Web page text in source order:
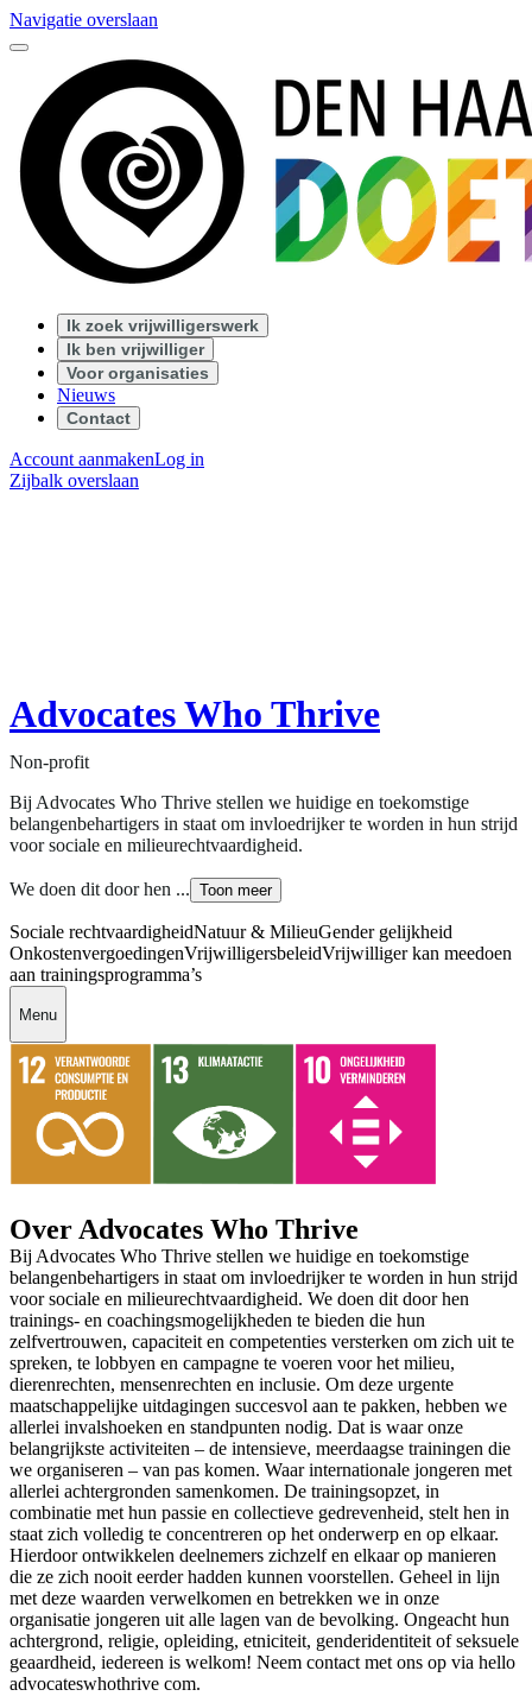
Navigatie overslaan
Ik zoek vrijwilligerswerk
Ik ben vrijwilliger
Voor organisaties
Nieuws
Contact
Account aanmakenLog in
Zijbalk overslaan
Advocates Who Thrive
Non-profit
Bij Advocates Who Thrive stellen we huidige en toekomstige
belangenbehartigers in staat om invloedrijker te worden in hun strijd
voor sociale en milieurechtvaardigheid.
We doen dit door hen ... Toon meer
Sociale rechtvaardigheidNatuur & MilieuGender gelijkheid
OnkostenvergoedingenVrijwilligersbeleidVrijwilliger kan meedoen
aan trainingsprogramma’s
Menu
Over Advocates Who Thrive
Bij Advocates Who Thrive stellen we huidige en toekomstige
belangenbehartigers in staat om invloedrijker te worden in hun strijd
voor sociale en milieurechtvaardigheid. We doen dit door hen
trainings- en coachingsmogelijkheden te bieden die hun
zelfvertrouwen, capaciteit en competenties versterken om zich uit te
spreken, te lobbyen en campagne te voeren voor het milieu,
dierenrechten, mensenrechten en inclusie. Om deze urgente
maatschappelijke uitdagingen succesvol aan te pakken, hebben we
allerlei invalshoeken en standpunten nodig. Dat is waar onze
belangrijkste activiteiten – de intensieve, meerdaagse trainingen die
we organiseren – van pas komen. Waar internationale jongeren met
allerlei achtergronden samenkomen. De trainingsopzet, in
combinatie met hun passie en collectieve gedrevenheid, stelt hen in
staat zich volledig te concentreren op het onderwerp en op elkaar.
Hierdoor ontwikkelen deelnemers zichzelf en elkaar op manieren
die ze zich nooit eerder hadden kunnen voorstellen. Geheel in lijn
met deze waarden verwelkomen en betrekken we in onze
organisatie jongeren uit alle lagen van de bevolking. Ongeacht hun
achtergrond, religie, opleiding, etniciteit, genderidentiteit of seksuele
geaardheid, iedereen is welkom! Neem contact met ons op via hello
advocateswhothrive com.